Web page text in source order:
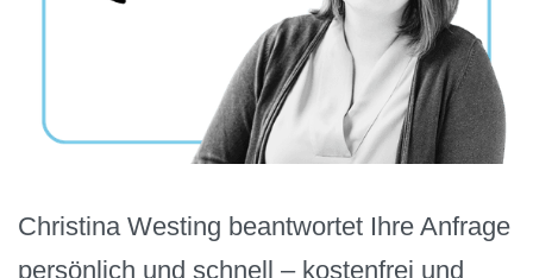
Christina Westing beantwortet Ihre Anfrage
persönlich und schnell – kostenfrei und